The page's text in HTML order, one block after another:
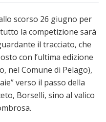
scorso 26 giugno per
la competizione sarà
il tracciato, che
con l’ultima edizione
nel Comune di Pelago),
verso il passo della
Borselli, sino al valico